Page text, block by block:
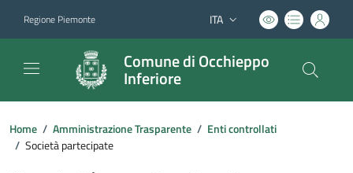
Regione Piemonte Lingua attiva:
ITA
Comune di Occhieppo
Inferiore
Home / Amministrazione Trasparente / Enti controllati
/ Società partecipate